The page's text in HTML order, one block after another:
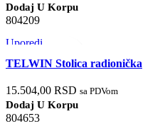
Dodaj U Korpu
804209
Uporedi
Brzi pregled
TELWIN Stolica radionička
15.504,00 RSD sa PDVom
Dodaj U Korpu
804653